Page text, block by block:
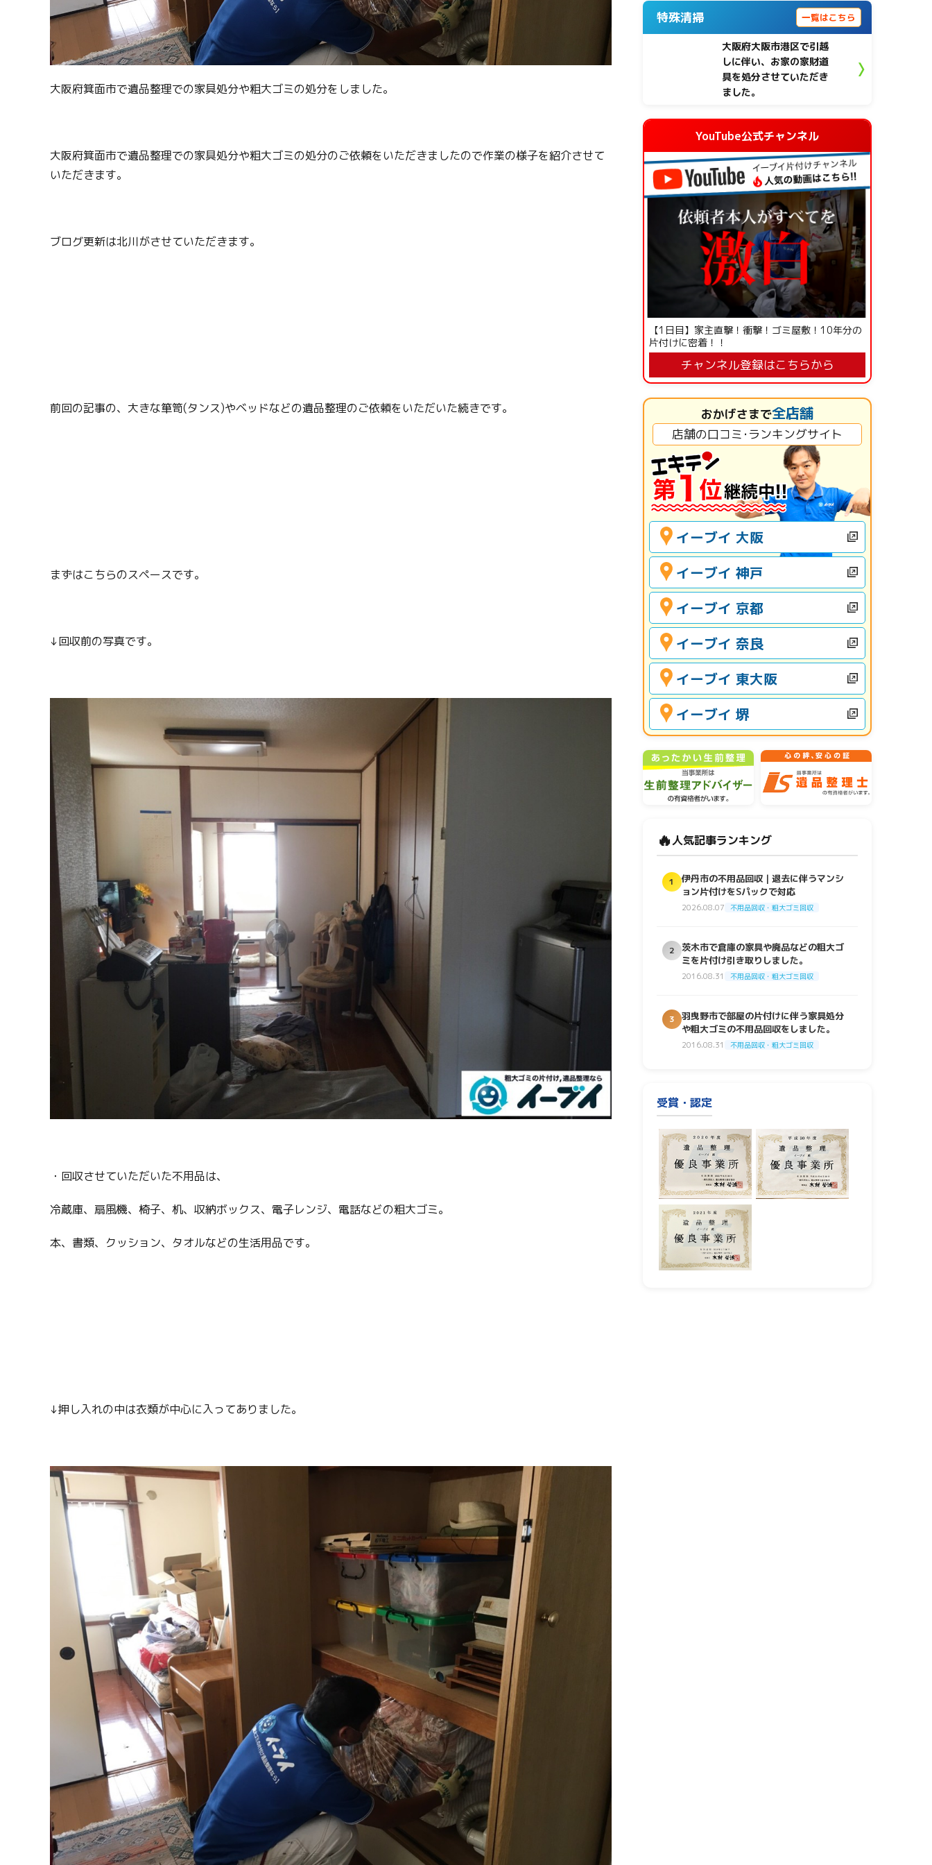
大阪府箕面市で遺品整理での家具処分や粗大ゴミの処分をしました。
大阪府箕面市で遺品整理での家具処分や粗大ゴミの処分のご依頼をいただきましたので作業の様子を紹介させて
いただきます。
ブログ更新は北川がさせていただきます。
前回の記事の、大きな箪笥(タンス)やベッドなどの遺品整理のご依頼をいただいた続きです。
まずはこちらのスペースです。
↓回収前の写真です。
・回収させていただいた不用品は、
冷蔵庫、扇風機、椅子、机、収納ボックス、電子レンジ、電話などの粗大ゴミ。
本、書類、クッション、タオルなどの生活用品です。
↓押し入れの中は衣類が中心に入ってありました。
特殊清掃 一覧はこちら
大阪府大阪市港区で引越
しに伴い、お家の家財道
具を処分させていただき
ました。
YouTube公式チャンネル
【1日目】家主直撃！衝撃！ゴミ屋敷！10年分の
片付けに密着！！
チャンネル登録はこちらから
おかげさまで全店舗
店舗の口コミ･ランキングサイト
イーブイ 大阪
イーブイ 神戸
イーブイ 京都
イーブイ 奈良
イーブイ 東大阪
イーブイ 堺
🔥人気記事ランキング
1
伊丹市の不用品回収｜退去に伴うマンシ
ョン片付けをSパックで対応
2026.08.07 不用品回収・粗大ゴミ回収
2
茨木市で倉庫の家具や廃品などの粗大ゴ
ミを片付け引き取りしました。
2016.08.31 不用品回収・粗大ゴミ回収
3
羽曳野市で部屋の片付けに伴う家具処分
や粗大ゴミの不用品回収をしました。
2016.08.31 不用品回収・粗大ゴミ回収
受賞・認定